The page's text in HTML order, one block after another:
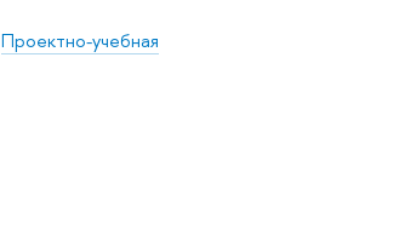
Проектно-учебная